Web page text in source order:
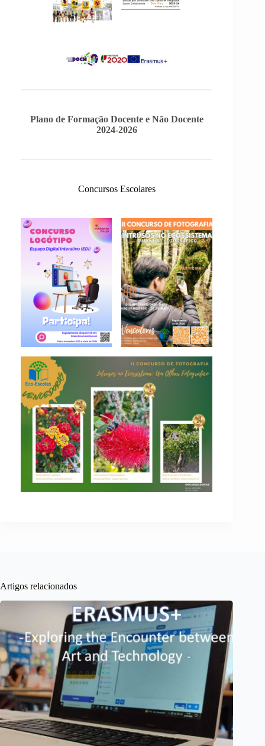
Plano de Formação Docente e Não Docente
2024-2026
Concursos Escolares
Artigos relacionados